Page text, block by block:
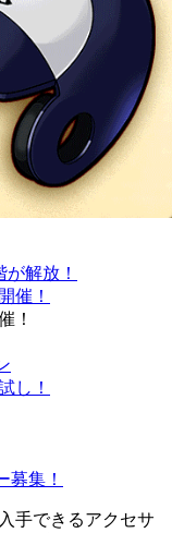
解放！
催！
！
し！
募集！
手できるアクセサ